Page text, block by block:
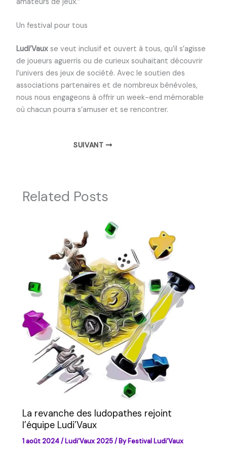
Un festival pour tous
Ludi’Vauxse veut inclusif et ouvert à tous, qu’il s’agisse
de joueurs aguerris ou de curieux souhaitant découvrir
l’univers des jeux de société. Avec le soutien des
associations partenaires et de nombreux bénévoles,
nous nous engageons à offrir un week-end mémorable
où chacun pourra s’amuser et se rencontrer.
SUIVANT
Related Posts
La revanche des ludopathes rejoint
l’équipe Ludi’Vaux
1 août 2024/Ludi'Vaux 2025/ ByFestival Ludi'Vaux